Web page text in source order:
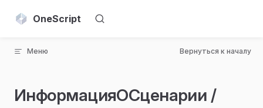
Skip to content
OneScript
Меню Вернуться к началу
ИнформацияОСценарии /